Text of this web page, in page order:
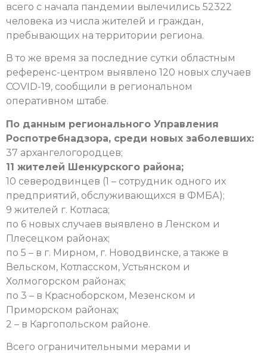
всего с начала пандемии вылечились 52322
человека из числа жителей и граждан,
пребывающих на территории региона.
В то же время за последние сутки областным
референс-центром выявлено 120 новых случаев
COVID-19, сообщили в региональном
оперативном штабе.
По данным регионального Управления
Роспотребнадзора, среди новых заболевших:
37 архангелогородцев;
11 жителей Шенкурского района;
10 северодвинцев (1 – сотрудник одного их
предприятий, обслуживающихся в ФМБА);
9 жителей г. Котласа;
по 6 новых случаев выявлено в Ленском и
Плесецком районах;
по 5 – в г. Мирном, г. Новодвинске, а также в
Вельском, Котласском, Устьянском и
Холмогорском районах;
по 3 – в Красноборском, Мезенском и
Приморском районах;
2 – в Каргопольском районе.
Всего ограничительными мерами и